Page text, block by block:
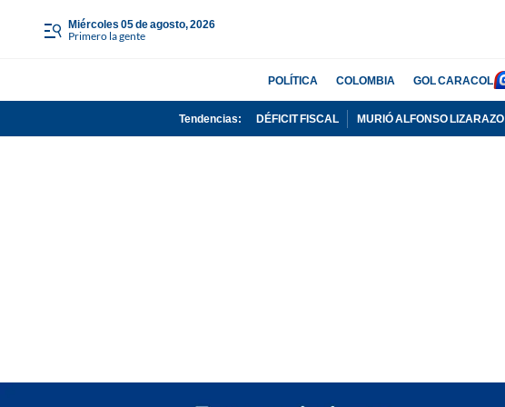
miércoles 05 de agosto, 2026
Primero la gente
POLÍTICA COLOMBIA GOL CARACOL
Tendencias: DÉFICIT FISCAL MURIÓ ALFONSO LIZARAZO